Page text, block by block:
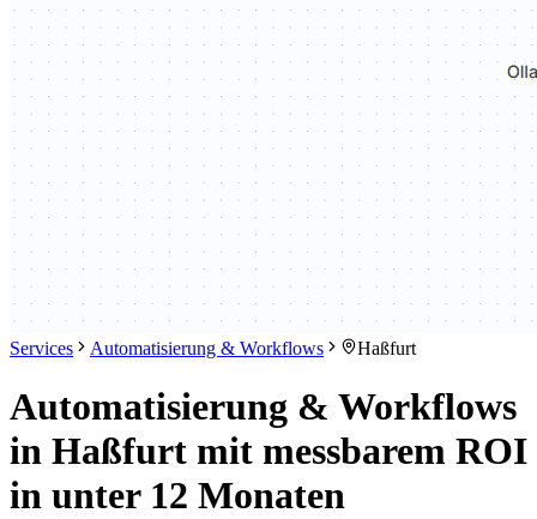
Services Automatisierung & Workflows Haßfurt
Automatisierung & Workflows
in Haßfurt mit messbarem ROI
in unter 12 Monaten